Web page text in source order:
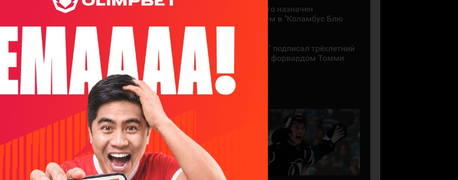
Дон Гранато назначен
ассистентом в "Коламбус Блю
Джекетс"
"Питтсбург" подписал трёхлетний
контракт с форвардом Томми
Новаком
29 ИЮЛЯ